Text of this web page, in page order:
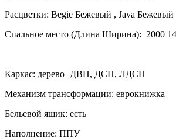
Расцветки: Begie Бежевый , Java
Спальное место (Длина Ширина): 2000
Каркас: дерево+ДВП, ДСП, ЛДСП
Механизм трансформации: еврокнижка
Бельевой ящик: есть
Наполнение: ППУ